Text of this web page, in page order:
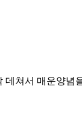
쳐서 매운양